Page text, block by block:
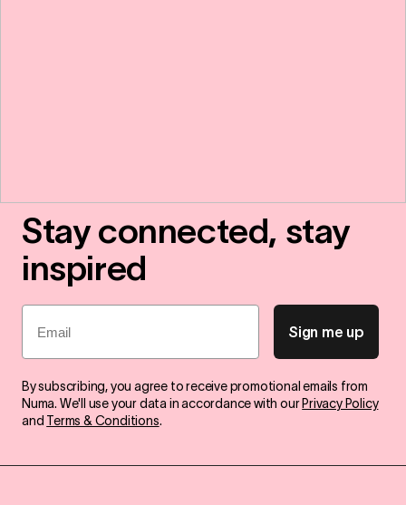
Stay connected, stay
inspired
Email
Sign me up
By subscribing, you agree to receive promotional emails from
Numa. We'll use your data in accordance with our Privacy Policy
and Terms & Conditions.